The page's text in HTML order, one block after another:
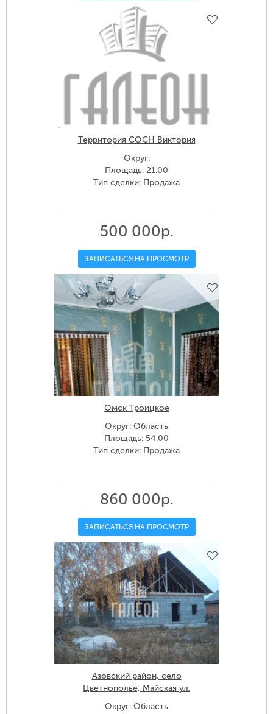
Территория СОСН Виктория
Округ:
Площадь: 21.00
Тип сделки: Продажа
500 000р.
ЗАПИСАТЬСЯ НА ПРОСМОТР
Омск Троицкое
Округ: Область
Площадь: 54.00
Тип сделки: Продажа
860 000р.
ЗАПИСАТЬСЯ НА ПРОСМОТР
Азовский район, село
Цветнополье, Майская ул.
Округ: Область